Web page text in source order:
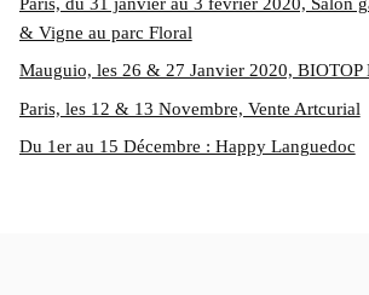
& Vigne au parc Floral
Mauguio, les 26 & 27 Janvier 2020, BIOTOP
Paris, les 12 & 13 Novembre, Vente Artcurial
Du 1er au 15 Décembre : Happy Languedoc